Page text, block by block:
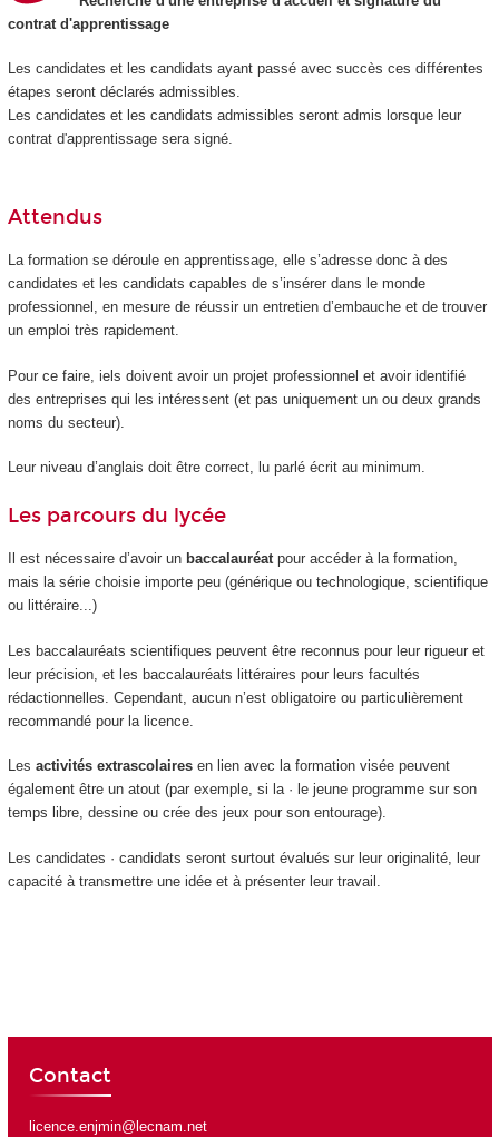
contrat d'apprentissage
Les candidates et les candidats ayant passé avec succès ces différentes
étapes seront déclarés admissibles.
Les candidates et les candidats admissibles seront admis lorsque leur
contrat d'apprentissage sera signé.
Attendus
La formation se déroule en apprentissage, elle s’adresse donc à des
candidates et les candidats capables de s’insérer dans le monde
professionnel, en mesure de réussir un entretien d’embauche et de trouver
un emploi très rapidement.
Pour ce faire, iels doivent avoir un projet professionnel et avoir identifié
des entreprises qui les intéressent (et pas uniquement un ou deux grands
noms du secteur).
Leur niveau d’anglais doit être correct, lu parlé écrit au minimum.
Les parcours du lycée
Il est nécessaire d’avoir un baccalauréat pour accéder à la formation,
mais la série choisie importe peu (générique ou technologique, scientifique
ou littéraire...)
Les baccalauréats scientifiques peuvent être reconnus pour leur rigueur et
leur précision, et les baccalauréats littéraires pour leurs facultés
rédactionnelles. Cependant, aucun n’est obligatoire ou particulièrement
recommandé pour la licence.
Les activités extrascolairesen lien avec la formation visée peuvent
également être un atout (par exemple, si la · le jeune programme sur son
temps libre, dessine ou crée des jeux pour son entourage).
Les candidates · candidats seront surtout évalués sur leur originalité, leur
capacité à transmettre une idée et à présenter leur travail.
Contact
licence.enjmin@lecnam.net